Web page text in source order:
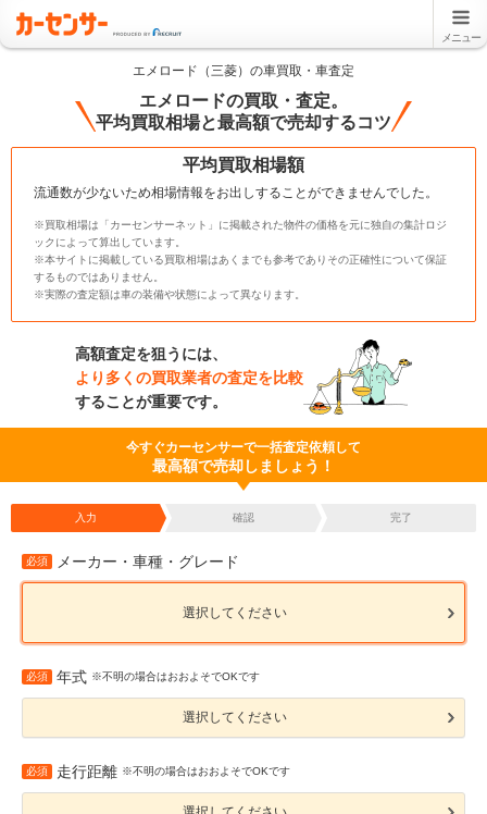
メニュー
エメロード（三菱）の車買取・車査定
エメロードの買取・査定。
平均買取相場と最高額で売却するコツ
平均買取相場額
流通数が少ないため相場情報をお出しすることができませんでした。
※買取相場は「カーセンサーネット」に掲載された物件の価格を元に独自の集計ロジ
ックによって算出しています。
※本サイトに掲載している買取相場はあくまでも参考でありその正確性について保証
するものではありません。
※実際の査定額は車の装備や状態によって異なります。
高額査定を狙うには、
より多くの買取業者の査定を比較
することが重要です。
今すぐカーセンサーで一括査定依頼して
最高額で売却しましょう！
入力 確認 完了
必須 メーカー・車種・グレード
選択してください
必須 年式 ※不明の場合はおおよそでOKです
選択してください
必須 走行距離 ※不明の場合はおおよそでOKです